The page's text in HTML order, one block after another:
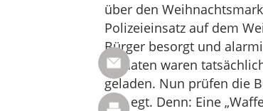
über den
Polizeieinsatz auf dem
Bürger besorgt und
Soldaten waren
geladen. Nun prüfen die
vorliegt. Denn: Eine